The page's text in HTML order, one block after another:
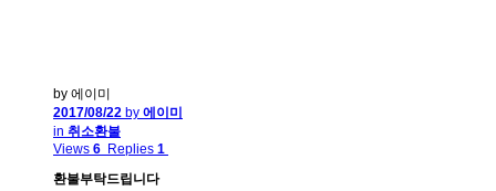
by 에이미
2017/08/22 by 에이미
in 취소환불
Views 6 Replies 1
환불부탁드립니다